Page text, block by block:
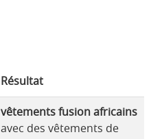
Résultat
vêtements fusion africains
avec des vêtements de